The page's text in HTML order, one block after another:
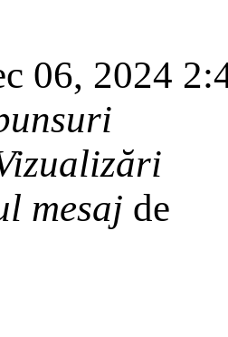
06, 2024
mesaj de